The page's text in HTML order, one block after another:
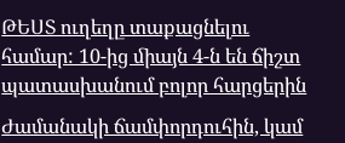
ԹԵՍՏ ուղեղը տաքացնելու
համար: 10-ից միայն 4-ն են ճիշտ
պատասխանում բոլոր հարցերին
Ժամանակի ճամփորդուհին, կամ